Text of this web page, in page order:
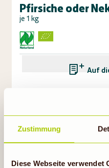
Zustimmung
Diese Webseite verwendet
Pfirsiche oder
je 1 kg
Auf